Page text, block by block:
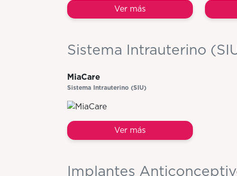
Ver más
Sistema Intrauterino
MiaCare
Sistema Intrauterino (SIU)
Ver más
Implantes